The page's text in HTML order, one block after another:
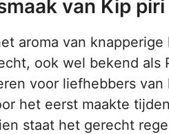
van Kip
aroma van
ook wel bekend
voor liefhebbers
het eerst maakte
staat het gerecht